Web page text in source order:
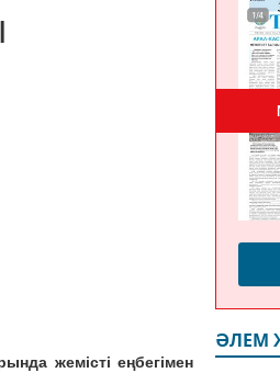
жемiстi еңбегімен
ӘЛЕМ